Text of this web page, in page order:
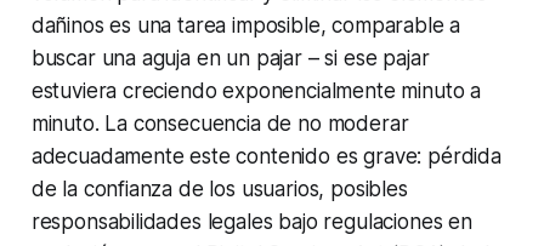
dañinos es una tarea imposible, comparable a
buscar una aguja en un pajar – si ese pajar
estuviera creciendo exponencialmente minuto a
minuto. La consecuencia de no moderar
adecuadamente este contenido es grave: pérdida
de la confianza de los usuarios, posibles
responsabilidades legales bajo regulaciones en